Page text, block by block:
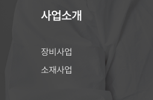
사업소개
장비사업
소재사업